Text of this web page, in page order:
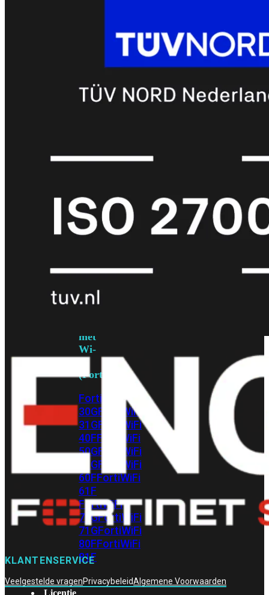
Wi-
7
MIMO
2X2 3X34X4 8X8
FortiAP
met
Wi-
(FortiWiFi)
FortiWiFi
30GFortiWiFi
31GFortiWiFi
40FFortiWiFi
50GFortiWiFi
51GFortiWiFi
60FFortiWiFi
61F
FortiWiFi
70GFortiWiFi
71GFortiWiFi
80FFortiWiFi
81F
Licentie
KLANTENSERVICE
Veelgestelde vragenPrivacybeleidAlgemene Voorwaarden